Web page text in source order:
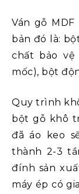
Ván gỗ
bản đó là:
chất bảo vệ
mốc), bột
Quy trình
bột gỗ khô
đã áo keo
thành 2-3
đính sản
máy ép có